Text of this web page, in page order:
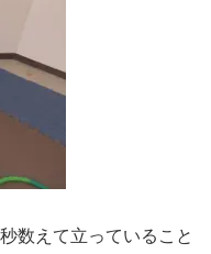
数えて立っていること